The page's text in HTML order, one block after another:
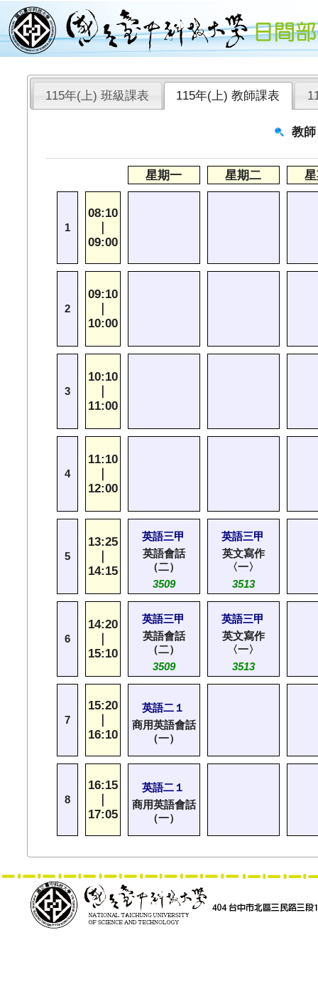
115年(上) 班級課表 115年(上) 教師課表
教師
星期一 星期二
1
08:10
09:00
2
09:10
10:00
3
10:10
11:00
4
11:10
12:00
5
13:25
14:15
英語三甲
英語會話
（二）
3509
英語三甲
英文寫作
〈一〉
3513
6
14:20
15:10
英語三甲
英語會話
（二）
3509
英語三甲
英文寫作
〈一〉
3513
7
15:20
16:10
英語二１
商用英語會話
（一）
8
16:15
17:05
英語二１
商用英語會話
（一）